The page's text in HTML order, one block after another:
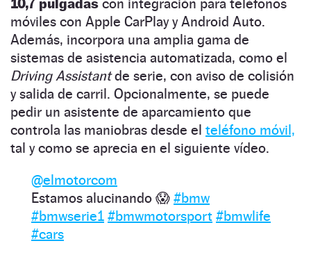
10,7 pulgadas con integración para teléfonos
móviles con Apple CarPlay y Android Auto.
Además, incorpora una amplia gama de
sistemas de asistencia automatizada, como el
Driving Assistantde serie, con aviso de colisión
y salida de carril. Opcionalmente, se puede
pedir un asistente de aparcamiento que
controla las maniobras desde el teléfono móvil,
tal y como se aprecia en el siguiente vídeo.
@elmotorcom
Estamos alucinando 😱 #bmw
#bmwserie1 #bmwmotorsport #bmwlife
#cars